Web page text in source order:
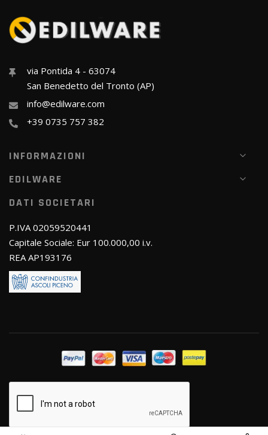
via Pontida 4 - 63074
San Benedetto del Tronto (AP)
info@edilware.com
+39 0735 757 382
INFORMAZIONI
EDILWARE
DATI SOCIETARI
P.IVA 02059520441
Capitale Sociale: Eur 100.000,00 i.v.
REA AP193176